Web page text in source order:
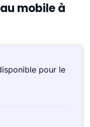
mobile à
pour le